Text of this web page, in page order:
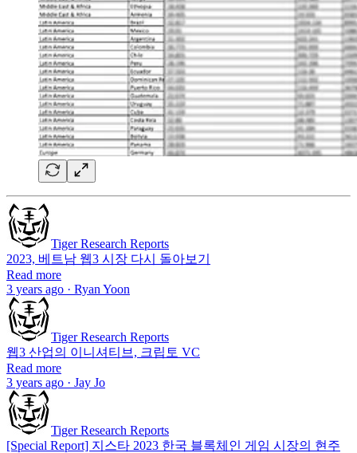
Tiger Research Reports
2023, 베트남 웹3 시장 다시 돌아보기
Read more
3 years ago · Ryan Yoon
Tiger Research Reports
웹3 산업의 이니셔티브, 크립토 VC
Read more
3 years ago · Jay Jo
Tiger Research Reports
[Special Report] 지스타 2023 한국 블록체인 게임 시장의 현주